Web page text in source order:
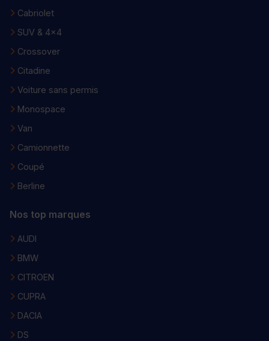
Cabriolet
SUV & 4x4
Crossover
Citadine
Voiture sans permis
Monospace
Van
Camionnette
Coupé
Berline
Nos top marques
AUDI
BMW
CITROEN
CUPRA
DACIA
DS